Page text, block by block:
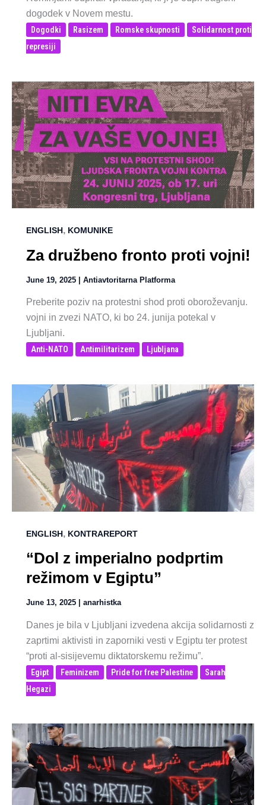
dogodek v Novem mestu.
Dogodki Rasizem Romske skupnosti
Solidarnost proti
represiji
ENGLISH, KOMUNIKE
Za družbeno fronto proti vojni!
June 19, 2025 | Antiavtoritarna Platforma
Preberite poziv na protestni shod proti oboroževanju.
vojni in zvezi NATO, ki bo 24. junija potekal v
Ljubljani.
Anti-NATO Antimilitarizem Ljubljana
ENGLISH, KONTRAREPORT
“Dol z imperialno podprtim
režimom v Egiptu”
June 13, 2025 anarhistka
Danes je bila v Ljubljani izvedena akcija solidarnosti z
zaprtimi aktivisti in zaporniki vesti v Egiptu ter protest
“proti al-sisijevemu diktatorskemu režimu”.
Egipt Feminizem Pride for free Palestine
Sarah
Hegazi